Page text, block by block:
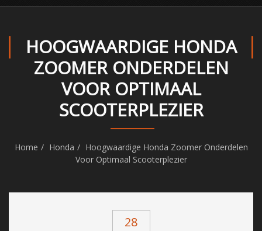
HOOGWAARDIGE HONDA
ZOOMER ONDERDELEN
VOOR OPTIMAAL
SCOOTERPLEZIER
Home Honda
Hoogwaardige Honda Zoomer Onderdelen
Voor Optimaal Scooterplezier
28